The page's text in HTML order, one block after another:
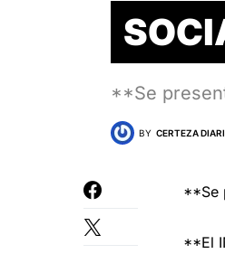
**Se
BY CERTEZA
**Se
⁠**El